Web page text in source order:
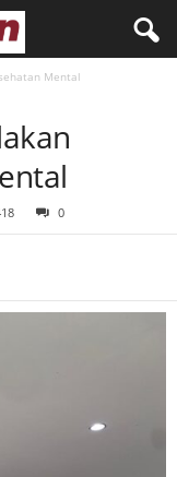
Mental
0